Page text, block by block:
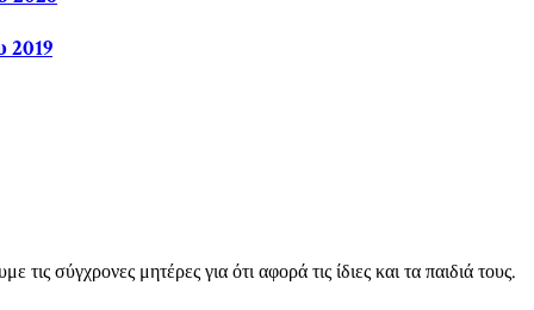
σύγχρονες μητέρες για ότι αφορά τις ίδιες και τα παιδιά τους.